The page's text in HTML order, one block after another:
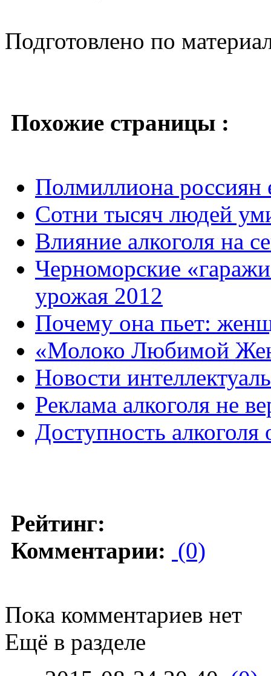
Подготовлено по
Похожие страницы :
Полмиллиона россиян
Сотни тысяч людей
Влияние алкоголя на
Черноморские
урожая 2012
Почему она пьет:
«Молоко Любимой
Новости
Реклама алкоголя не
Доступность алкоголя
Рейтинг:
Комментарии: (0)
Пока комментариев нет
Ещё в разделе